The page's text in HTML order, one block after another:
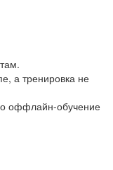
а тренировка не
оффлайн-обучение